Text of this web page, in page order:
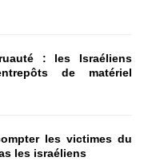
: les Israéliens
de matériel
les victimes du
les israéliens